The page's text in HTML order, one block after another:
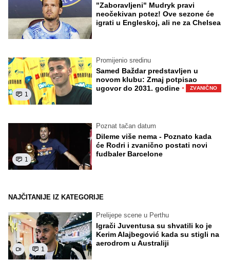
"Zaboravljeni" Mudryk pravi
neočekivan potez! Ove sezone će
igrati u Engleskoj, ali ne za Chelsea
1
Promijenio sredinu
Samed Baždar predstavljen u
novom klubu: Zmaj potpisao
ugovor do 2031. godine · ZVANIČNO
1
Poznat tačan datum
Dileme više nema - Poznato kada
će Rodri i zvanično postati novi
fudbaler Barcelone
NAJČITANIJE IZ KATEGORIJE
1
Prelijepe scene u Perthu
Igrači Juventusa su shvatili ko je
Kerim Alajbegović kada su stigli na
aerodrom u Australiji